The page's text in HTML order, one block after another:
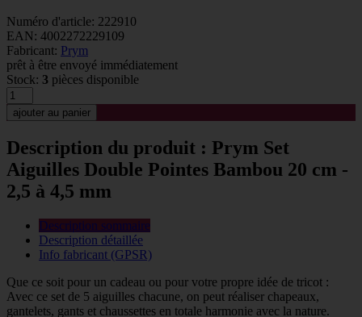
Numéro d'article: 222910
EAN: 4002272229109
Fabricant: Prym
prêt à être envoyé immédiatement
Stock: 3 pièces disponible
Description du produit : Prym Set
Aiguilles Double Pointes Bambou 20 cm -
2,5 à 4,5 mm
Description sommaire
Description détaillée
Info fabricant (GPSR)
Que ce soit pour un cadeau ou pour votre propre idée de tricot :
Avec ce set de 5 aiguilles chacune, on peut réaliser chapeaux,
gantelets, gants et chaussettes en totale harmonie avec la nature.